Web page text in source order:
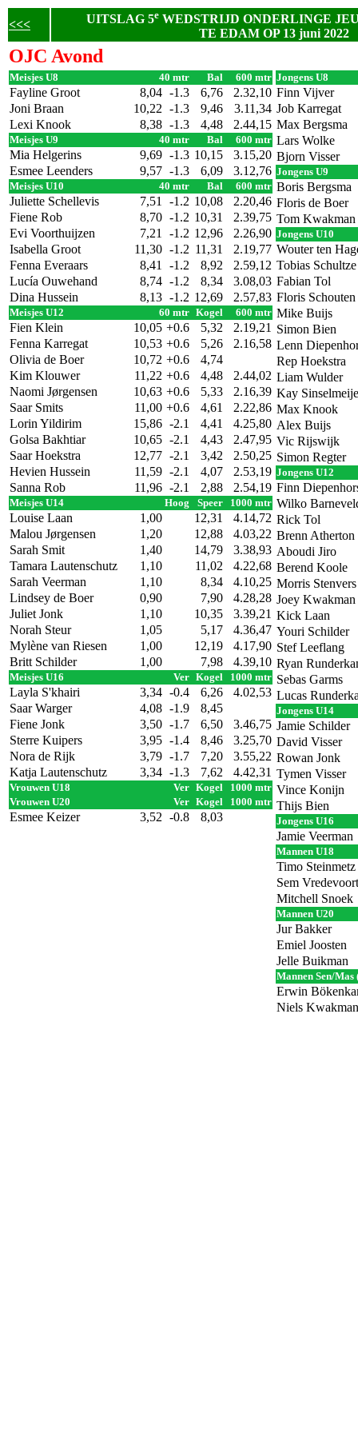
<<< UITSLAG 5eWEDSTRIJD ONDERLINGE
TE EDAM OP 13 juni 2022
OJC Avond
Meisjes U8 40 mtr Bal 600 mtr
Fayline Groot 8,04 -1.3 6,76
2.32,10
Joni Braan
10,22 -1.3 9,46
3.11,34
Lexi Knook
8,38 -1.3 4,48 2.44,15
Meisjes U9 40 mtr Bal 600 mtr
Mia Helgerins 9,69 -1.3 10,15
3.15,20
Esmee Leenders
9,57 -1.3 6,09 3.12,76
Meisjes U10 40 mtr Bal 600 mtr
Juliette Schellevis 7,51 -1.2 10,08
2.20,46
Fiene Rob
8,70 -1.2 10,31
2.39,75
Evi Voorthuijzen
7,21 -1.2 12,96
2.26,90
Isabella Groot
11,30 -1.2 11,31
2.19,77
Fenna Everaars
8,41 -1.2 8,92
2.59,12
Lucía Ouwehand
8,74 -1.2 8,34
3.08,03
Dina Hussein
8,13 -1.2 12,69 2.57,83
Meisjes U12 60 mtr Kogel 600 mtr
Fien Klein 10,05 +0.6 5,32
2.19,21
Fenna Karregat
10,53 +0.6 5,26
2.16,58
Olivia de Boer
10,72 +0.6
4,74
Kim Klouwer
11,22 +0.6 4,48
2.44,02
Naomi Jørgensen
10,63 +0.6 5,33
2.16,39
Saar Smits
11,00 +0.6 4,61
2.22,86
Lorin Yildirim
15,86 -2.1 4,41
4.25,80
Golsa Bakhtiar
10,65 -2.1 4,43
2.47,95
Saar Hoekstra
12,77 -2.1 3,42
2.50,25
Hevien Hussein
11,59 -2.1 4,07
2.53,19
Sanna Rob
11,96 -2.1 2,88 2.54,19
Meisjes U14 Hoog Speer 1000 mtr
Louise Laan 1,00 12,31
4.14,72
Malou Jørgensen
1,20 12,88
4.03,22
Sarah Smit
1,40 14,79
3.38,93
Tamara Lautenschutz
1,10 11,02
4.22,68
Sarah Veerman
1,10 8,34
4.10,25
Lindsey de Boer
0,90 7,90
4.28,28
Juliet Jonk
1,10 10,35
3.39,21
Norah Steur
1,05 5,17
4.36,47
Mylène van Riesen
1,00 12,19
4.17,90
Britt Schilder
1,00 7,98 4.39,10
Meisjes U16 Ver Kogel 1000 mtr
Layla S'khairi 3,34 -0.4 6,26
4.02,53
Saar Warger
4,08 -1.9
8,45
Fiene Jonk
3,50 -1.7 6,50
3.46,75
Sterre Kuipers
3,95 -1.4 8,46
3.25,70
Nora de Rijk
3,79 -1.7 7,20
3.55,22
Katja Lautenschutz
3,34 -1.3 7,62 4.42,31
Vrouwen U18 Ver Kogel
1000 mtr
Vrouwen U20
Ver Kogel 1000 mtr
Esmee Keizer 3,52 -0.8 8,03
Jongens U8
Finn Vijver
Job Karregat
Max Bergsma
Lars Wolke
Bjorn Visser
Jongens U9
Boris Bergsma
Floris de Boer
Tom Kwakman
Jongens U10
Wouter ten
Tobias Schultze
Fabian Tol
Floris Schouten
Mike Buijs
Simon Bien
Lenn
Rep Hoekstra
Liam Wulder
Kay
Max Knook
Alex Buijs
Vic Rijswijk
Simon Regter
Jongens U12
Finn
Wilko
Rick Tol
Brenn Atherton
Aboudi Jiro
Berend Koole
Morris Stenvers
Joey Kwakman
Kick Laan
Youri Schilder
Stef Leeflang
Ryan
Sebas Garms
Lucas
Jongens U14
Jamie Schilder
David Visser
Rowan Jonk
Tymen Visser
Vince Konijn
Thijs Bien
Jongens U16
Jamie Veerman
Mannen U18
Timo Steinmetz
Sem Vredevoort
Mitchell Snoek
Mannen U20
Jur Bakker
Emiel Joosten
Jelle Buikman
Mannen Sen/Mas
Erwin
Niels Kwakman